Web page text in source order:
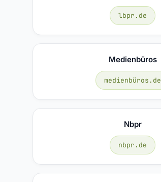
lbpr.de
Medienbüros
medienbüros.de
Nbpr
nbpr.de